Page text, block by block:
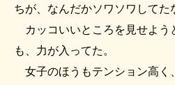
ちが、なんだかソワソワしてた
カッコいいところを見せよう
も、力が入ってた。
女子のほうもテンション高く